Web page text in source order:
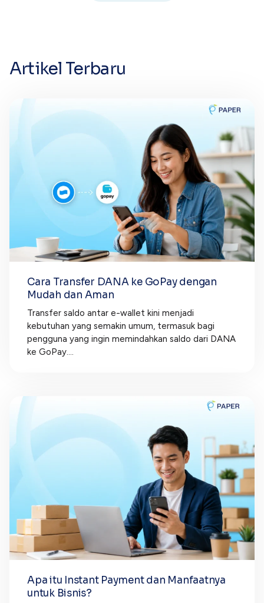
Artikel Terbaru
Cara Transfer DANA ke GoPay dengan
Mudah dan Aman
Transfer saldo antar e-wallet kini menjadi
kebutuhan yang semakin umum, termasuk bagi
pengguna yang ingin memindahkan saldo dari DANA
ke GoPay....
Apa itu Instant Payment dan Manfaatnya
untuk Bisnis?